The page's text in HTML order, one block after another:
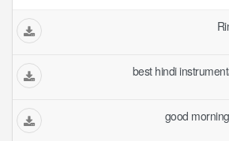
best hindi
good